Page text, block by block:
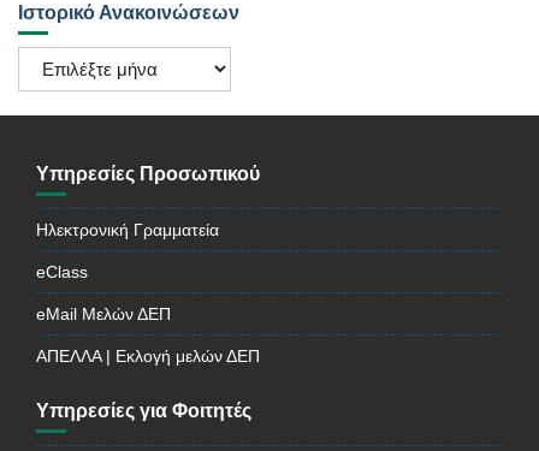
Ιστορικό Ανακοινώσεων
Ιστορικό
Ανακοινώσεων
Υπηρεσίες Προσωπικού
Ηλεκτρονική Γραμματεία
eClass
eMail Μελών ΔΕΠ
ΑΠΕΛΛΑ | Εκλογή μελών ΔΕΠ
Υπηρεσίες για Φοιτητές